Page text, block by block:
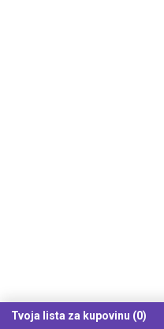
Tvoja lista za kupovinu (0)